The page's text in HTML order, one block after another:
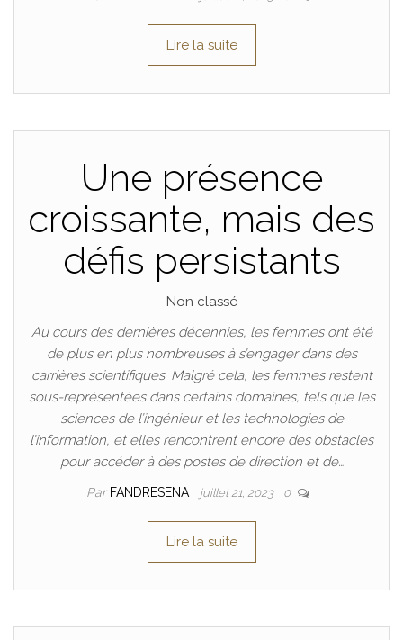
Lire la suite
Une présence
croissante, mais des
défis persistants
Non classé
Au cours des dernières décennies, les femmes ont été
de plus en plus nombreuses à s’engager dans des
carrières scientifiques. Malgré cela, les femmes restent
sous-représentées dans certains domaines, tels que les
sciences de l’ingénieur et les technologies de
l’information, et elles rencontrent encore des obstacles
pour accéder à des postes de direction et de…
Par FANDRESENA juillet 21, 2023 0
Lire la suite